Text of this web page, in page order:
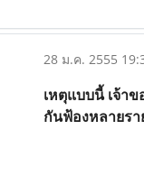
28 ม.ค. 2555
เหตุแบบนี้ เจ้า
กันฟ้องหลายร